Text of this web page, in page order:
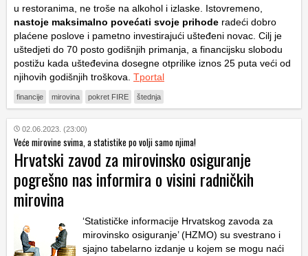
u restoranima, ne troše na alkohol i izlaske. Istovremeno,
nastoje maksimalno povećati svoje prihode radeći dobro
plaćene poslove i pametno investirajući ušteđeni novac. Cilj je
uštedjeti do 70 posto godišnjih primanja, a financijsku slobodu
postižu kada ušteđevina dosegne otprilike iznos 25 puta veći od
njihovih godišnjih troškova. Tportal
financije mirovina pokret FIRE štednja
02.06.2023. (23:00)
Veće mirovine svima, a statistike po volji samo njima!
Hrvatski zavod za mirovinsko osiguranje
pogrešno nas informira o visini radničkih
mirovina
‘Statističke informacije Hrvatskog zavoda za
mirovinsko osiguranje’ (HZMO) su svestrano i
sjajno tabelarno izdanje u kojem se mogu naći